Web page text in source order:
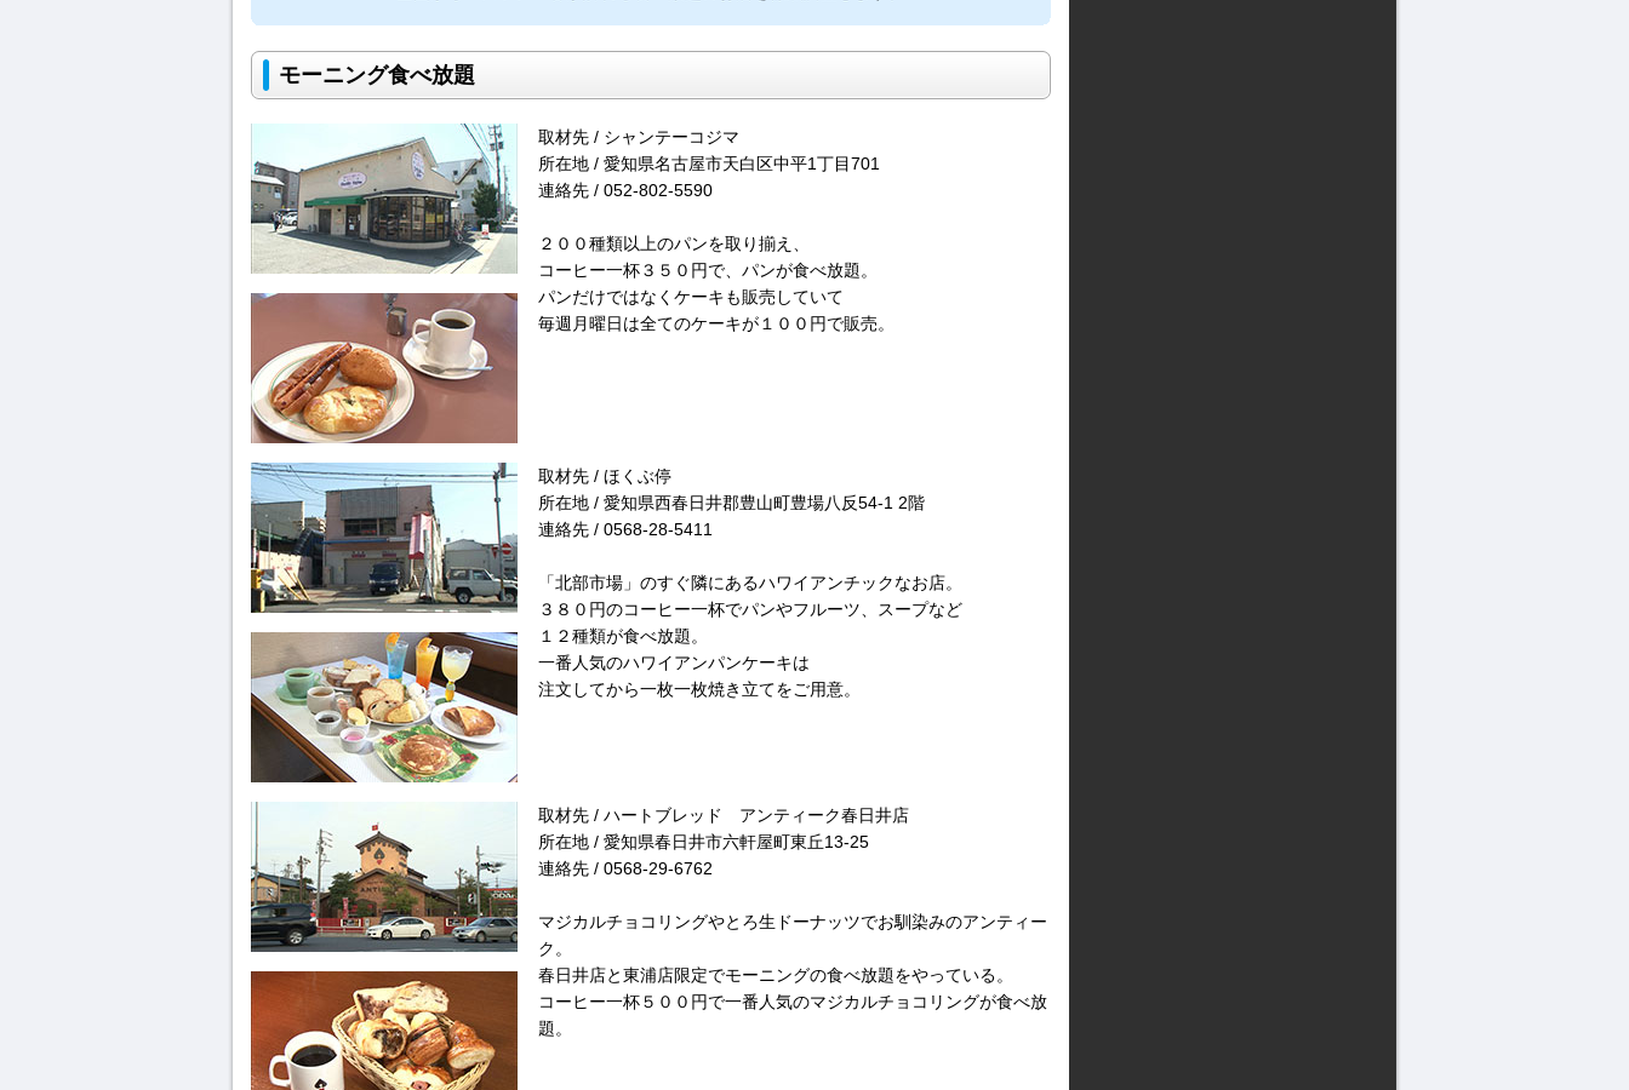
モーニング食べ放題
取材先 / シャンテーコジマ
所在地 / 愛知県名古屋市天白区中平1丁目701
連絡先 / 052-802-5590
２００種類以上のパンを取り揃え、
コーヒー一杯３５０円で、パンが食べ放題。
パンだけではなくケーキも販売していて
毎週月曜日は全てのケーキが１００円で販売。
取材先 / ほくぶ停
所在地 / 愛知県西春日井郡豊山町豊場八反54-1 2階
連絡先 / 0568-28-5411
「北部市場」のすぐ隣にあるハワイアンチックなお店。
３８０円のコーヒー一杯でパンやフルーツ、スープなど
１２種類が食べ放題。
一番人気のハワイアンパンケーキは
注文してから一枚一枚焼き立てをご用意。
取材先 / ハートブレッド アンティーク春日井店
所在地 / 愛知県春日井市六軒屋町東丘13-25
連絡先 / 0568-29-6762
マジカルチョコリングやとろ生ドーナッツでお馴染みのアンティー
ク。
春日井店と東浦店限定でモーニングの食べ放題をやっている。
コーヒー一杯５００円で一番人気のマジカルチョコリングが食べ放
題。